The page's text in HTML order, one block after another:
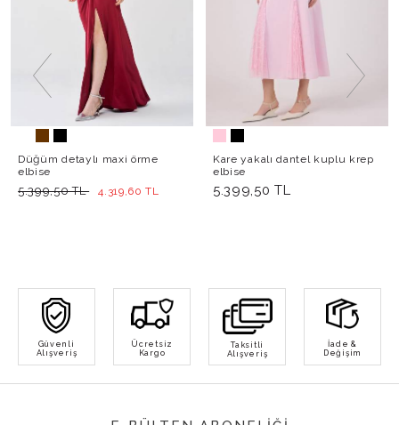
Düğüm detaylı maxi örme
elbise
5.399,50 TL 4.319,60 TL
Kare yakalı dantel kuplu krep
elbise
5.399,50 TL
Güvenli
Alışveriş
Ücretsiz
Kargo
Taksitli
Alışveriş
İade &
Değişim